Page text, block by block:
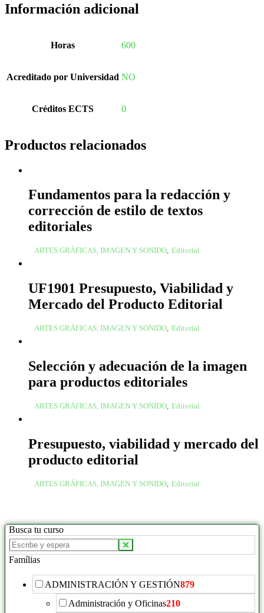
Información adicional
Horas 600
Acreditado por Universidad NO
Créditos ECTS 0
Productos relacionados
Fundamentos para la redacción y
corrección de estilo de textos
editoriales
ARTES GRÁFICAS, IMAGEN Y SONIDO, Editorial
UF1901 Presupuesto, Viabilidad y
Mercado del Producto Editorial
ARTES GRÁFICAS, IMAGEN Y SONIDO, Editorial
Selección y adecuación de la imagen
para productos editoriales
ARTES GRÁFICAS, IMAGEN Y SONIDO, Editorial
Presupuesto, viabilidad y mercado del
producto editorial
ARTES GRÁFICAS, IMAGEN Y SONIDO Editorial
Busca tu curso
Famílias
ADMINISTRACIÓN Y GESTIÓN879
Administración y Oficinas210